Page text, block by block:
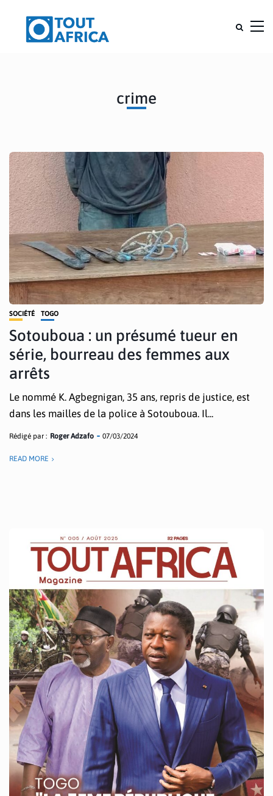
crime
SOCIÉTÉ TOGO
Sotouboua : un présumé tueur en
série, bourreau des femmes aux
arrêts
Le nommé K. Agbegnigan, 35 ans, repris de justice, est
dans les mailles de la police à Sotouboua. Il...
Rédigé par : Roger Adzafo 07/03/2024
READ MORE